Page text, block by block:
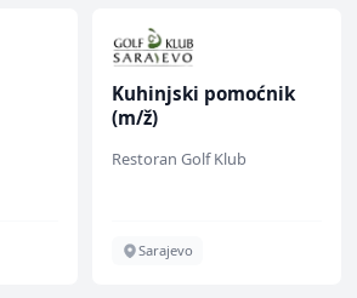
Kuhinjski pomoćnik
(m/ž)
Restoran Golf Klub
Sarajevo